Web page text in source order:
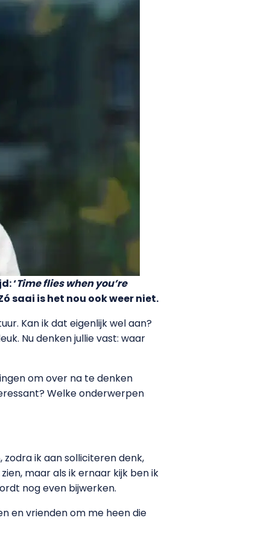
‘Time flies when you’re
saai is het nou ook weer niet.
Kan ik dat eigenlijk wel aan?
Nu denken jullie vast: waar
om over na te denken
Welke onderwerpen
ik aan solliciteren denk,
maar als ik ernaar kijk ben ik
nog even bijwerken.
en vrienden om me heen die